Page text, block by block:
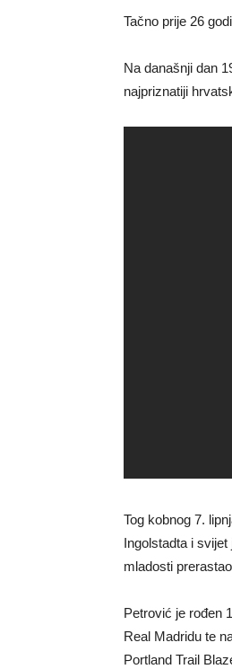
Tačno prije 26
Na današnji dan
najpriznatiji
Tog kobnog 7.
Ingolstadta i
mladosti
Petrović je rođen
Real Madridu te
Portland Trail